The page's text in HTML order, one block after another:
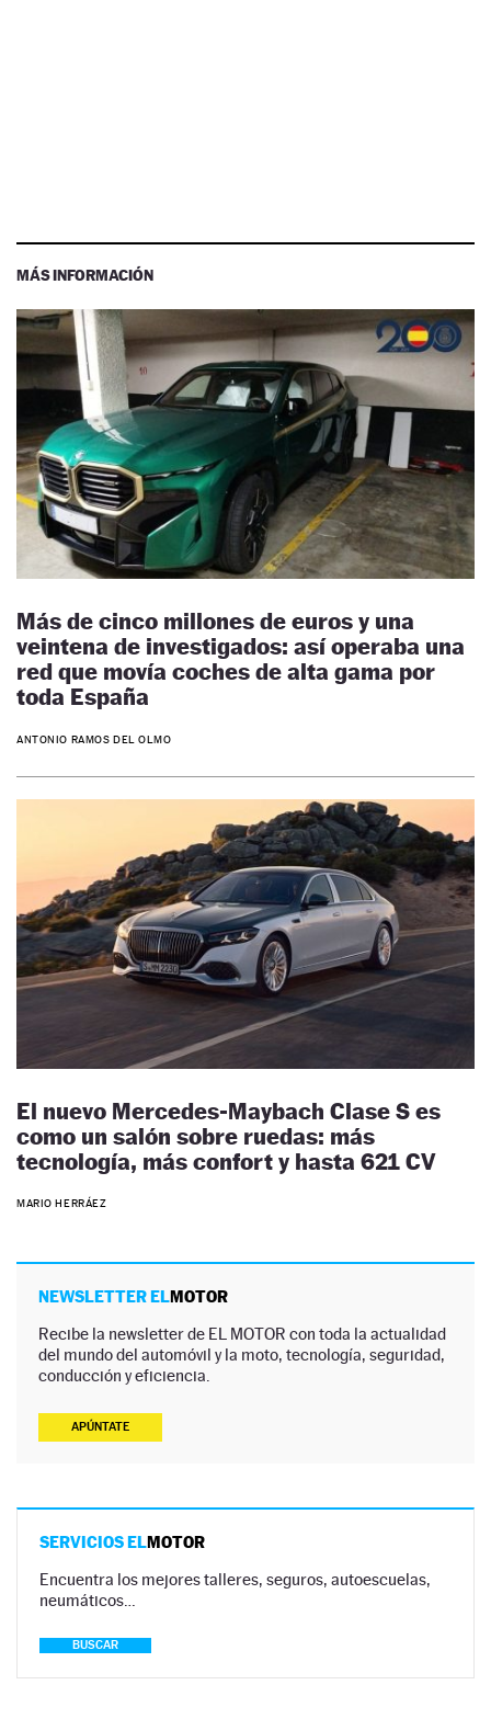
MÁS INFORMACIÓN
Más de cinco millones de euros y una
veintena de investigados: así operaba una
red que movía coches de alta gama por
toda España
ANTONIO RAMOS DEL OLMO
El nuevo Mercedes-Maybach Clase S es
como un salón sobre ruedas: más
tecnología, más confort y hasta 621 CV
MARIO HERRÁEZ
NEWSLETTER ELMOTOR
Recibe la newsletter de EL MOTOR con toda la actualidad
del mundo del automóvil y la moto, tecnología, seguridad,
conducción y eficiencia.
APÚNTATE
SERVICIOS ELMOTOR
Encuentra los mejores talleres, seguros, autoescuelas,
neumáticos…
BUSCAR